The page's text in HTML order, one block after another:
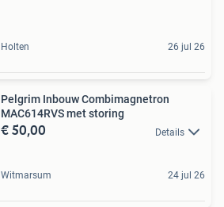
Holten 26 jul 26
Pelgrim Inbouw Combimagnetron
MAC614RVS met storing
€ 50,00 Details
Witmarsum 24 jul 26